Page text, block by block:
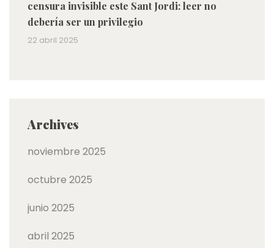
censura invisible este Sant Jordi: leer no
debería ser un privilegio
22 abril 2025
Archives
noviembre 2025
octubre 2025
junio 2025
abril 2025